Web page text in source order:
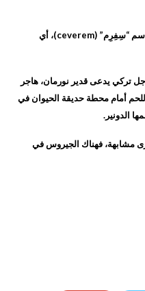
يقال إن الأتراك حضروها، وأطلقوا عليها اسم “سِفِرِم” (ceverem)، أي
تركي يدعى قدير نورمان، هاجر
يبيع شرائح اللحم أمام محطة حديقة الحيوان في
الدونير.
مشابهة، فهناك الجيروس في